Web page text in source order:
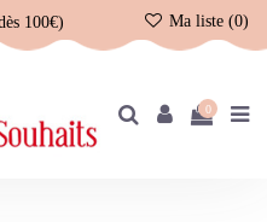
100€) Ma liste (0)
0